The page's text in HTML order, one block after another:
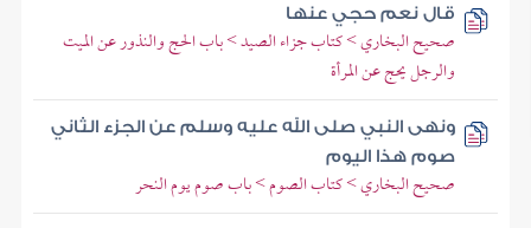
قال نعم حجي عنها
صحيح البخاري > كتاب جزاء الصيد > باب الحج والنذور عن الميت
والرجل يحج عن المرأة
ونهى النبي صلى الله عليه وسلم عن الجزء الثاني
صوم هذا اليوم
صحيح البخاري > كتاب الصوم > باب صوم يوم النحر